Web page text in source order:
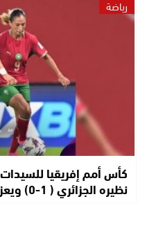
رياضة
كأس أمم إفريقيا
نظيره الجزائري ( 1-0) ويعزز حظوظه…